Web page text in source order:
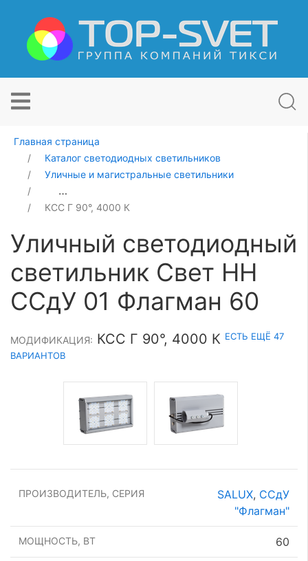
Главная страница
Каталог светодиодных светильников
Уличные и магистральные светильники
Уличный светодиодный светильник Свет НН ССдУ 01
КСС Г 90°, 4000 К
Уличный светодиодный
светильник Свет НН
ССдУ 01 Флагман 60
МОДИФИКАЦИЯ: КСС Г 90°, 4000 К ЕСТЬ ЕЩЁ 47
ВАРИАНТОВ
ПРОИЗВОДИТЕЛЬ, СЕРИЯ SALUX, ССдУ
"Флагман"
МОЩНОСТЬ, ВТ 60